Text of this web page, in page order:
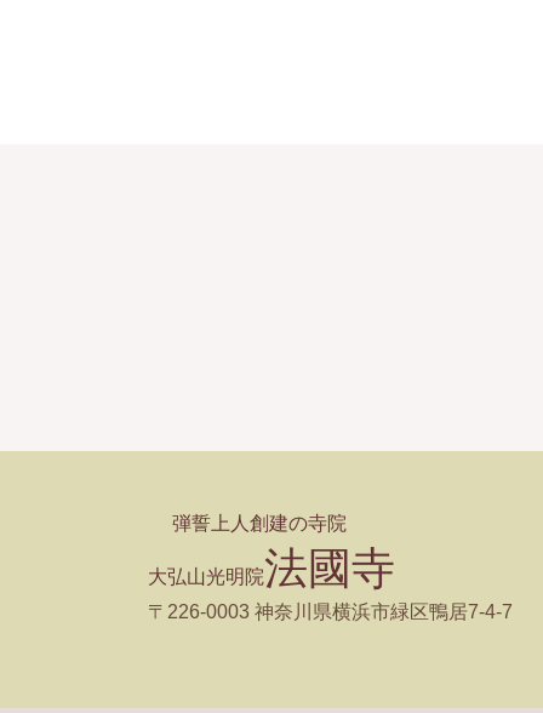
弾誓上人創建の寺院
大弘山光明院法國寺
〒226-0003 神奈川県横浜市緑区鴨居7-4-7